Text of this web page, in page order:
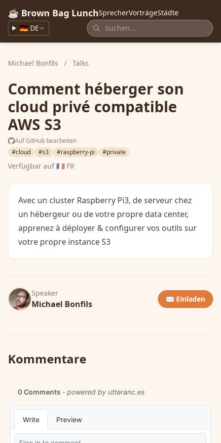
☕ Brown Bag LunchSprecherVorträgeStädte
🇩🇪 DE
Michael Bonfils / Talks
Comment héberger son
cloud privé compatible
AWS S3
Auf GitHub bearbeiten
#cloud
#s3 #raspberry-pi #private
Verfügbar auf🇫🇷 FR
Avec un cluster Raspberry Pi3, de serveur chez
un hébergeur ou de votre propre data center,
apprenez à déployer & configurer vos outils sur
votre propre instance S3
Speaker
Michael Bonfils ✉️ Einladen
Kommentare